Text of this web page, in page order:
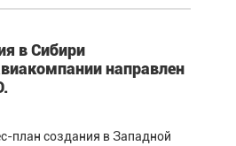
в Сибири
направлен
план создания в Западной